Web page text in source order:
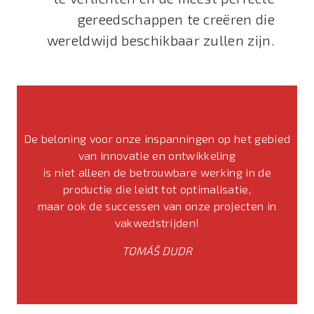
gereedschappen te creëren die
wereldwijd beschikbaar zullen zijn.
De beloning voor onze inspanningen op het gebied
van innovatie en ontwikkeling
is niet alleen de betrouwbare werking in de
productie die leidt tot optimalisatie,
maar ook de successen van onze projecten in
vakwedstrijden!
TOMÁŠ DUDR